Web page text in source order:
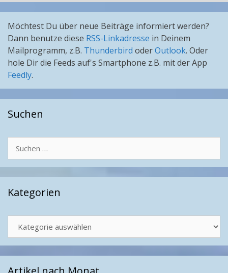
Möchtest Du über neue Beiträge informiert werden?
Dann benutze diese RSS-Linkadresse in Deinem
Mailprogramm, z.B. Thunderbird oderOutlook. Oder
hole Dir die Feeds auf's Smartphone z.B. mit der App
Feedly.
Suchen
nach:
Kategorien